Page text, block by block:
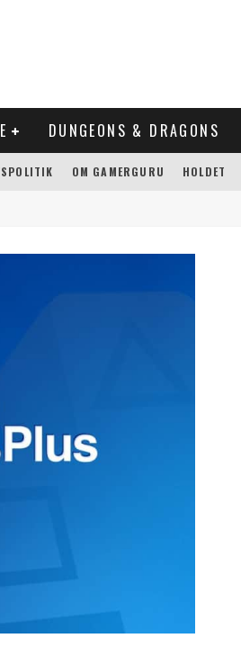
DUNGEONS & DRAGONS
OM GAMERGURU HOLDET